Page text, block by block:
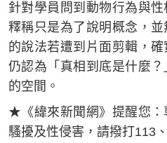
針對學員問到動物行為與
釋稱只是為了說明概念，
的說法若遭到片面剪輯，
仍認為「真相到底是什麼
的空間。
★《緯來新聞網》提醒您：
騷擾及性侵害，請撥打113